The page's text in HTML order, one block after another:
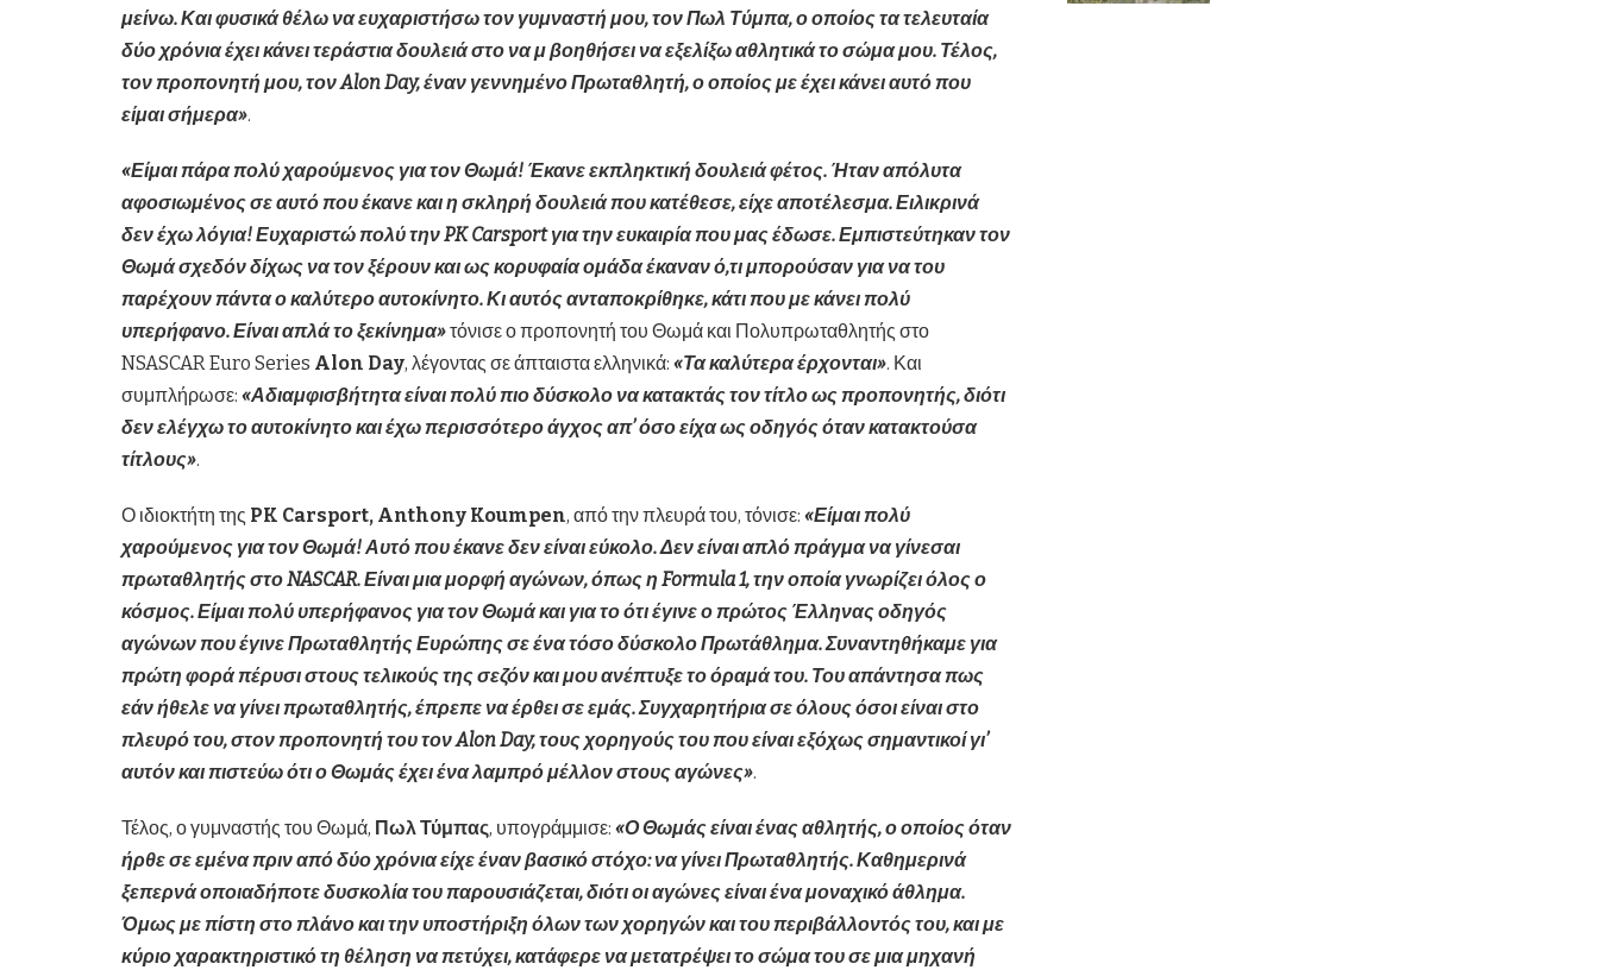
μείνω. Και φυσικά θέλω να ευχαριστήσω τον γυμναστή μου, τον Πωλ Τύμπα, ο οποίος τα τελευταία
δύο χρόνια έχει κάνει τεράστια δουλειά στο να μ βοηθήσει να εξελίξω αθλητικά το σώμα μου. Τέλος,
τον προπονητή μου, τονAlonDay, έναν γεννημένο Πρωταθλητή, ο οποίος με έχει κάνει αυτό που
είμαι σήμερα».
«Είμαι πάρα πολύ χαρούμενος για τον Θωμά! Έκανε εκπληκτική δουλειά φέτος. Ήταν απόλυτα
αφοσιωμένος σε αυτό που έκανε και η σκληρή δουλειά που κατέθεσε, είχε αποτέλεσμα. Ειλικρινά
δεν έχω λόγια! Ευχαριστώ πολύ τηνPKCarsport για την ευκαιρία που μας έδωσε. Εμπιστεύτηκαν τον
Θωμά σχεδόν δίχως να τον ξέρουν και ως κορυφαία ομάδα έκαναν ό,τι μπορούσαν για να του
παρέχουν πάντα ο καλύτερο αυτοκίνητο. Κι αυτός ανταποκρίθηκε, κάτι που με κάνει πολύ
υπερήφανο. Είναι απλά το ξεκίνημα»τόνισε ο προπονητή του Θωμά και Πολυπρωταθλητής στο
NSASCAR Euro Series Alon Day, λέγοντας σε άπταιστα ελληνικά: «Τα καλύτερα έρχονται». Και
συμπλήρωσε: «Αδιαμφισβήτητα είναι πολύ πιο δύσκολο να κατακτάς τον τίτλο ως προπονητής, διότι
δεν ελέγχω το αυτοκίνητο και έχω περισσότερο άγχος απ’ όσο είχα ως οδηγός όταν κατακτούσα
τίτλους».
Ο ιδιοκτήτη της PK Carsport, Anthony Koumpen, από την πλευρά του, τόνισε: «Είμαι πολύ
χαρούμενος για τον Θωμά! Αυτό που έκανε δεν είναι εύκολο. Δεν είναι απλό πράγμα να γίνεσαι
πρωταθλητής στοNASCAR. Είναι μια μορφή αγώνων, όπως η Formula 1, την οποία γνωρίζει όλος ο
κόσμος. Είμαι πολύ υπερήφανος για τον Θωμά και για το ότι έγινε ο πρώτος Έλληνας οδηγός
αγώνων που έγινε Πρωταθλητής Ευρώπης σε ένα τόσο δύσκολο Πρωτάθλημα. Συναντηθήκαμε για
πρώτη φορά πέρυσι στους τελικούς της σεζόν και μου ανέπτυξε το όραμά του. Του απάντησα πως
εάν ήθελε να γίνει πρωταθλητής, έπρεπε να έρθει σε εμάς. Συγχαρητήρια σε όλους όσοι είναι στο
πλευρό του, στον προπονητή του τονAlonDay, τους χορηγούς του που είναι εξόχως σημαντικοί γι’
αυτόν και πιστεύω ότι ο Θωμάς έχει ένα λαμπρό μέλλον στους αγώνες».
Τέλος, ο γυμναστής του Θωμά, Πωλ Τύμπας, υπογράμμισε: «Ο Θωμάς είναι ένας αθλητής, ο οποίος όταν
ήρθε σε εμένα πριν από δύο χρόνια είχε έναν βασικό στόχο: να γίνει Πρωταθλητής. Καθημερινά
ξεπερνά οποιαδήποτε δυσκολία του παρουσιάζεται, διότι οι αγώνες είναι ένα μοναχικό άθλημα.
Όμως με πίστη στο πλάνο και την υποστήριξη όλων των χορηγών και του περιβάλλοντός του, και με
κύριο χαρακτηριστικό τη θέληση να πετύχει, κατάφερε να μετατρέψει το σώμα του σε μια μηχανή